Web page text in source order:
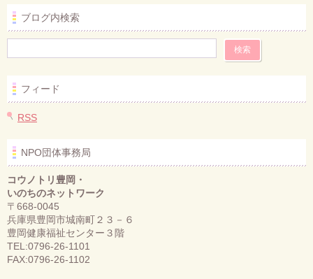
ブログ内検索
フィード
RSS
NPO団体事務局
コウノトリ豊岡・
いのちのネットワーク
〒668-0045
兵庫県豊岡市城南町２３－６
豊岡健康福祉センター３階
TEL:0796-26-1101
FAX:0796-26-1102